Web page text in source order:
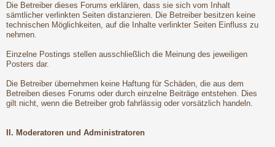
Die Betreiber dieses Forums erklären, dass sie sich vom Inhalt
sämtlicher verlinkten Seiten distanzieren. Die Betreiber besitzen keine
technischen Möglichkeiten, auf die Inhalte verlinkter Seiten Einfluss zu
nehmen.
Einzelne Postings stellen ausschließlich die Meinung des jeweiligen
Posters dar.
Die Betreiber übernehmen keine Haftung für Schäden, die aus dem
Betreiben dieses Forums oder durch einzelne Beiträge entstehen. Dies
gilt nicht, wenn die Betreiber grob fahrlässig oder vorsätzlich handeln.
II. Moderatoren und Administratoren